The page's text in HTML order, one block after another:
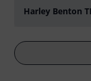
Harley Benton